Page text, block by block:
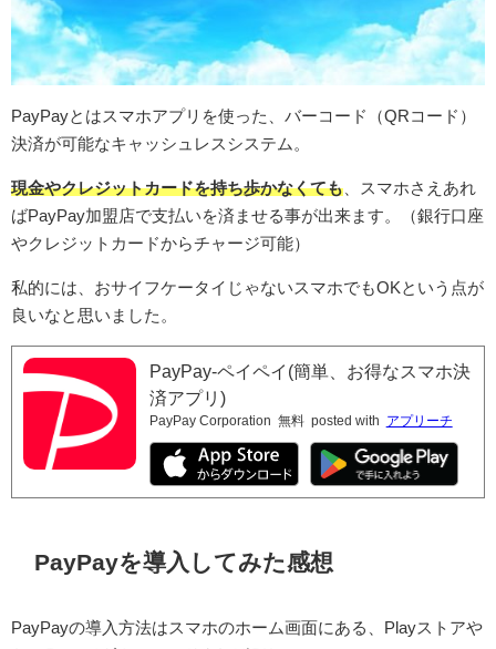
PayPayとはスマホアプリを使った、バーコード（QRコード）
決済が可能なキャッシュレスシステム。
現金やクレジットカードを持ち歩かなくても 、スマホさえあれ
ばPayPay加盟店で支払いを済ませる事が出来ます。（銀行口座
やクレジットカードからチャージ可能）
私的には、おサイフケータイじゃないスマホでもOKという点が
良いなと思いました。
PayPay-ペイペイ(簡単、お得なスマホ決
済アプリ)
PayPay Corporation 無料 posted with アプリーチ
PayPayを導入してみた感想
PayPayの導入方法はスマホのホーム画面にある、Playストアや